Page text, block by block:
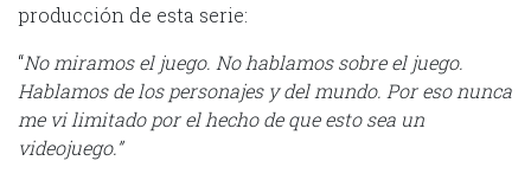
producción de esta serie:
“No miramos el juego. No hablamos sobre el juego.
Hablamos de los personajes y del mundo. Por eso nunca
me vi limitado por el hecho de que esto sea un
videojuego.”